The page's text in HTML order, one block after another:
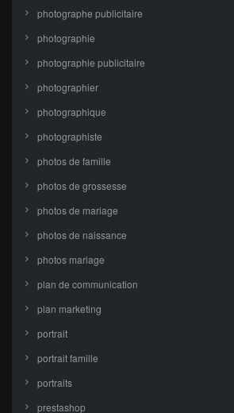
photographe publicitaire
photographie
photographie publicitaire
photographier
photographique
photographiste
photos de famille
photos de grossesse
photos de mariage
photos de naissance
photos mariage
plan de communication
plan marketing
portrait
portrait famille
portraits
prestashop